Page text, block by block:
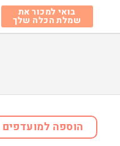
בואי למכור את
שמלת הכלה שלך
הוספה למועדפים